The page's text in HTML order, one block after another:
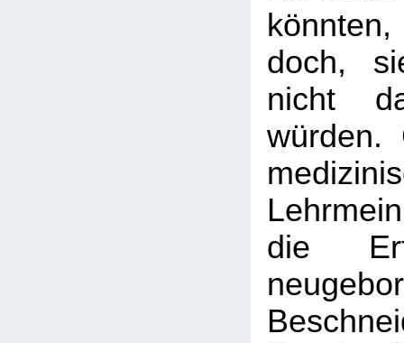
doch,
nicht
würden.
die